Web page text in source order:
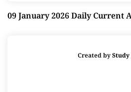
09 January 2026 Daily Current
Created byStudy